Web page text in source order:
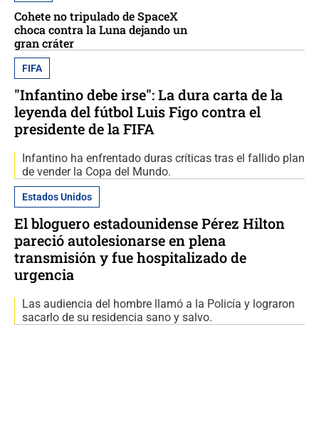
Cohete no tripulado de SpaceX
choca contra la Luna dejando un
gran cráter
FIFA
"Infantino debe irse": La dura carta de la
leyenda del fútbol Luis Figo contra el
presidente de la FIFA
Infantino ha enfrentado duras críticas tras el fallido plan
de vender la Copa del Mundo.
Estados Unidos
El bloguero estadounidense Pérez Hilton
pareció autolesionarse en plena
transmisión y fue hospitalizado de
urgencia
Las audiencia del hombre llamó a la Policía y lograron
sacarlo de su residencia sano y salvo.